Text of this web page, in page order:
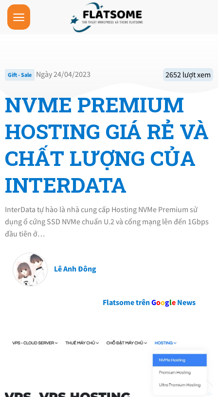
Skip
content
Gift - Sale Ngày 24/04/2023 2652 lượt xem
NVME PREMIUM
HOSTING GIÁ RẺ VÀ
CHẤT LƯỢNG CỦA
INTERDATA
InterData tự hào là nhà cung cấp Hosting NVMe Premium sử
dụng ổ cứng SSD NVMe chuẩn U.2 và cổng mạng lên đến 1Gbps
đầu tiên ở…
Lê Anh Đông
Flatsome trênGoogle News